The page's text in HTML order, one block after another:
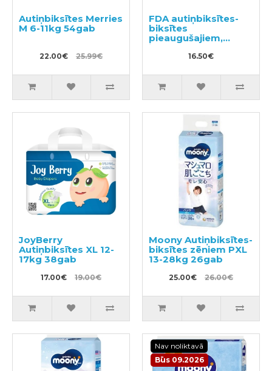
Autiņbiksītes Merries
M 6-11kg 54gab
22.00€ 25.99€
FDA autiņbiksītes-
biksītes
pieaugušajiem,
izmērs XL 13gab
16.50€
JoyBerry
Autiņbiksītes XL 12-
17kg 38gab
17.00€ 19.00€
Moony Autiņbiksītes-
biksītes zēniem PXL
13-28kg 26gab
25.00€ 26.00€
Nav noliktavā
Būs 09.2026